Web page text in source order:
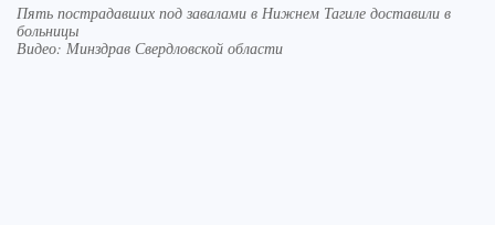
Пять пострадавших под завалами в Нижнем Тагиле доставили в
больницы
Видео: Минздрав Свердловской области